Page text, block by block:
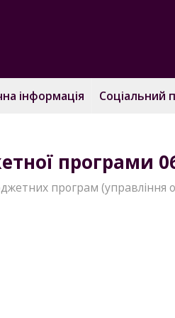
інформація Соціальний
програми
програм (управління